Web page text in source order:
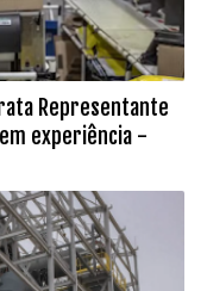
Representante
experiência -